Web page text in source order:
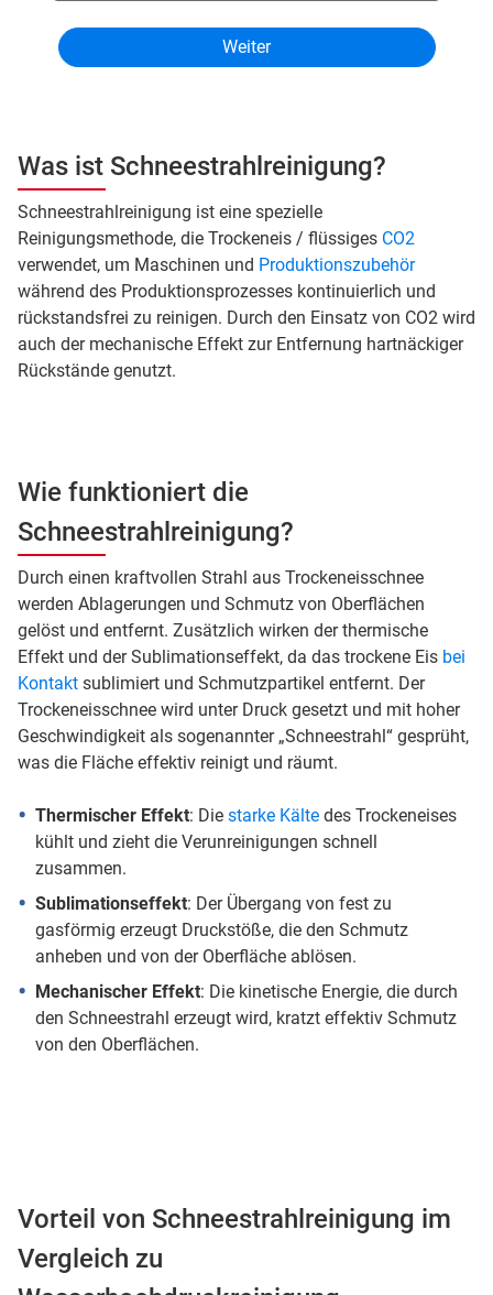
Was ist Schneestrahlreinigung?
Schneestrahlreinigung ist eine spezielle
Reinigungsmethode, die Trockeneis / flüssiges CO2
verwendet, um Maschinen und Produktionszubehör
während des Produktionsprozesses kontinuierlich und
rückstandsfrei zu reinigen. Durch den Einsatz von CO2 wird
auch der mechanische Effekt zur Entfernung hartnäckiger
Rückstände genutzt.
Wie funktioniert die
Schneestrahlreinigung?
Durch einen kraftvollen Strahl aus Trockeneisschnee
werden Ablagerungen und Schmutz von Oberflächen
gelöst und entfernt. Zusätzlich wirken der thermische
Effekt und der Sublimationseffekt, da das trockene Eis bei
Kontakt sublimiert und Schmutzpartikel entfernt. Der
Trockeneisschnee wird unter Druck gesetzt und mit hoher
Geschwindigkeit als sogenannter „Schneestrahl“ gesprüht,
was die Fläche effektiv reinigt und räumt.
Thermischer Effekt: Die starke Kälte des Trockeneises
kühlt und zieht die Verunreinigungen schnell
zusammen.
Sublimationseffekt: Der Übergang von fest zu
gasförmig erzeugt Druckstöße, die den Schmutz
anheben und von der Oberfläche ablösen.
Mechanischer Effekt: Die kinetische Energie, die durch
den Schneestrahl erzeugt wird, kratzt effektiv Schmutz
von den Oberflächen.
Vorteil von Schneestrahlreinigung im
Vergleich zu